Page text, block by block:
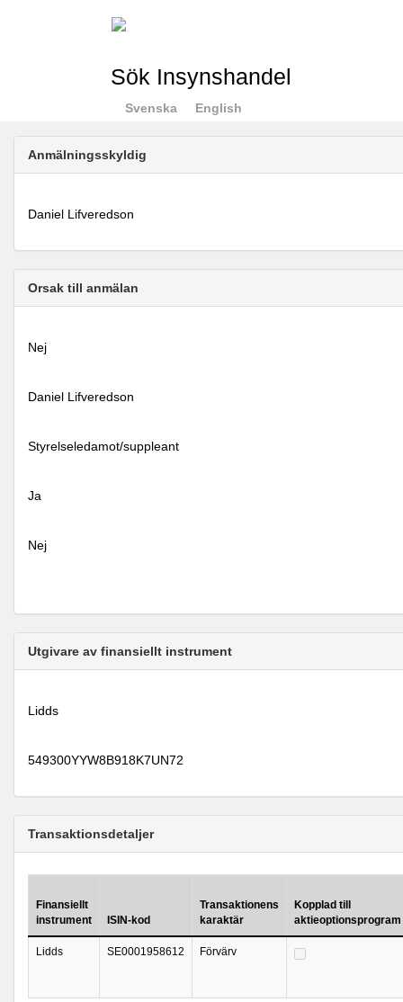
Sök Insynshandel
Svenska English
Anmälningsskyldig
Daniel Lifveredson
Orsak till anmälan
Nej
Daniel Lifveredson
Styrelseledamot/suppleant
Ja
Nej
Utgivare av finansiellt instrument
Lidds
549300YYW8B918K7UN72
Transaktionsdetaljer
Finansiellt
instrument
ISIN-kod
Transaktionens
karaktär
Kopplad till
aktieoptionsprogram
Lidds SE0001958612 Förvärv